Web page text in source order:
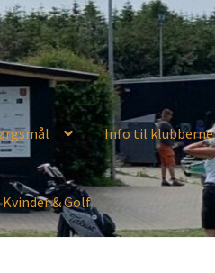
Info til klubberne
Kvinder & Golf